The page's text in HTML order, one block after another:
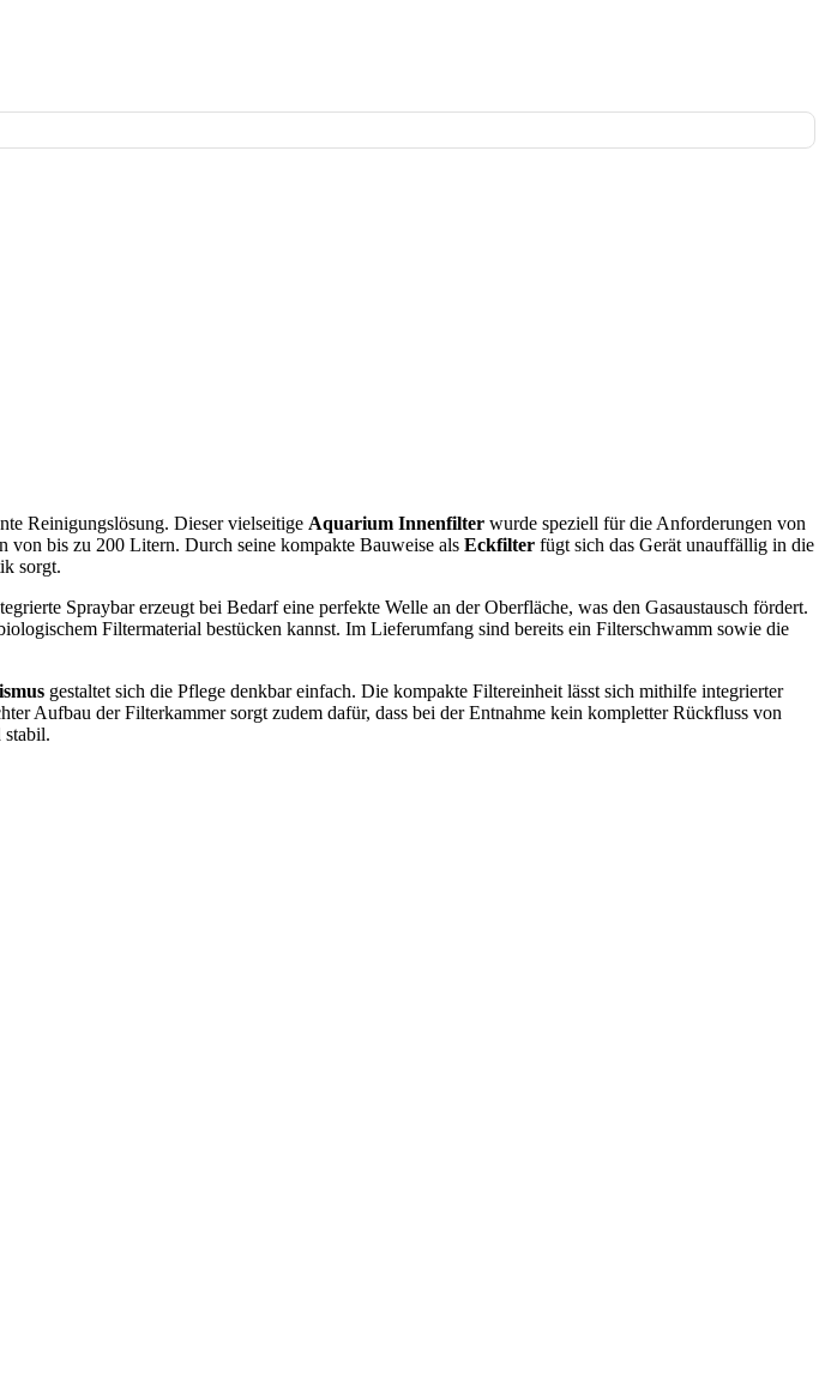
Reinigungslösung. Dieser vielseitige Aquarium Innenfilter wurde speziell für die Anforderungen von
bis zu 200 Litern. Durch seine kompakte Bauweise als Eckfilter fügt sich das Gerät unauffällig in die
sorgt.
Spraybar erzeugt bei Bedarf eine perfekte Welle an der Oberfläche, was den Gasaustausch fördert.
Filtermaterial bestücken kannst. Im Lieferumfang sind bereits ein Filterschwamm sowie die
gestaltet sich die Pflege denkbar einfach. Die kompakte Filtereinheit lässt sich mithilfe integrierter
Aufbau der Filterkammer sorgt zudem dafür, dass bei der Entnahme kein kompletter Rückfluss von
stabil.